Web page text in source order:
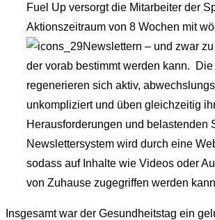
Fuel Up versorgt die Mitarbeiter der
Aktionszeitraum von 8 Wochen mit
Newslettern – und zwar
der vorab bestimmt werden kann.
regenerieren sich aktiv,
unkompliziert und üben gleichzeitig
Herausforderungen und belastenden
Newslettersystem wird durch eine
sodass auf Inhalte wie Videos oder
von Zuhause zugegriffen werden
Insgesamt war der Gesundheitstag ein